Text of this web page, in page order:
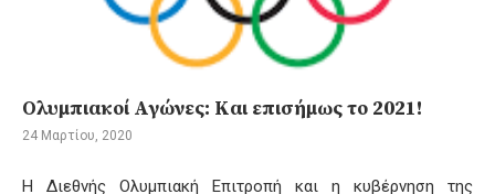
Ολυμπιακοί Αγώνες: Και επισήμως το 2021!
24 Μαρτίου, 2020
Η Διεθνής Ολυμπιακή Επιτροπή και η κυβέρνηση της